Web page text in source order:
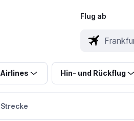
Flug ab
Airlines Hin- und Rückflug
Strecke